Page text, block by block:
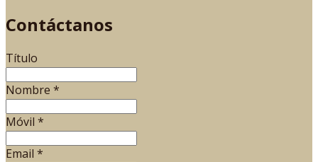
Contáctanos
Título
Nombre *
Móvil *
Email *